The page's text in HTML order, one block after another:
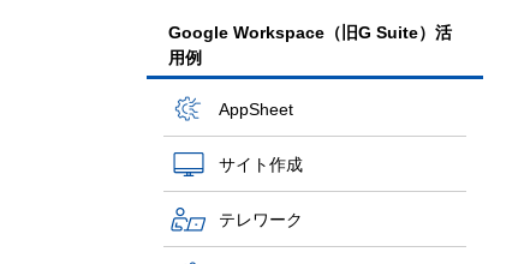
Google Workspace（旧G Suite）活
用例
AppSheet
サイト作成
テレワーク